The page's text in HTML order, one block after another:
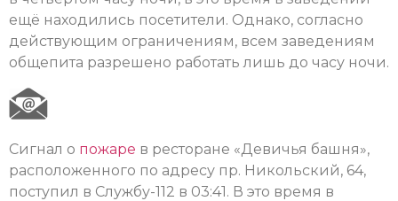
ещё находились посетители. Однако, согласно
действующим ограничениям, всем заведениям
общепита разрешено работать лишь до часу ночи.
Сигнал о пожаре в ресторане «Девичья башня»,
расположенного по адресу пр. Никольский, 64,
поступил в Службу-112 в 03:41. В это время в